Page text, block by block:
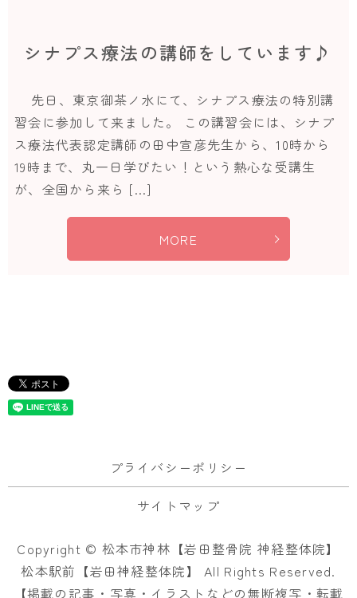
シナプス療法の講師をしています♪
先日、東京御茶ノ水にて、シナプス療法の特別講
習会に参加して来ました。 この講習会には、シナプ
ス療法代表認定講師の田中宣彦先生から、10時から
19時まで、丸一日学びたい！という熱心な受講生
が、全国から来ら […]
MORE
プライバシーポリシー
サイトマップ
Copyright © 松本市神林【岩田整骨院 神経整体院】
松本駅前【岩田神経整体院】 All Rights Reserved.
【掲載の記事・写真・イラストなどの無断複写・転載